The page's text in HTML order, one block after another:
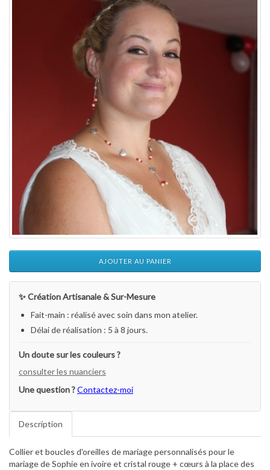
AJOUTER AU PANIER
✨ Création Artisanale & Sur-Mesure
Fait-main : réalisé avec soin dans mon atelier.
Délai de réalisation : 5 à 8 jours.
Un doute sur les couleurs ?
consulter les nuanciers
Une question ?Contactez-moi
Description
Collier et boucles d'oreilles de mariage personnalisés pour le
mariage de Sophie en ivoire et cristal rouge + cœurs à la place des